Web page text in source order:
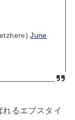
June
るエプスタイ